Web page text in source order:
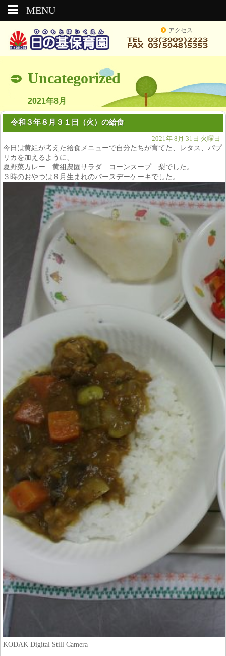
アクセス
Uncategorized
2021年8月
令和３年８月３１日（火）の給食
2021年 8月 31日 火曜日
今日は黄組が考えた給食メニューで自分たちが育てた、レタス、パプ
リカを加えるように、
夏野菜カレー 黄組農園サラダ コーンスープ 梨でした。
３時のおやつは８月生まれのバースデーケーキでした。
KODAK Digital Still Camera
MENU